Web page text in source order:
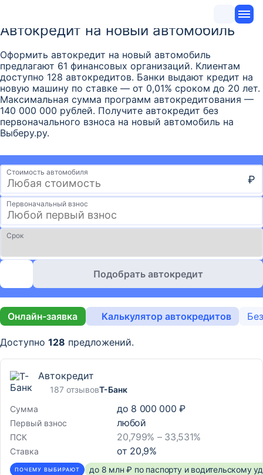
Автокредит на новый автомобиль
Оформить автокредит на новый автомобиль
предлагают 61 финансовых организаций. Клиентам
доступно 128 автокредитов. Банки выдают кредит на
новую машину по ставке — от 0,01% сроком до 20 лет.
Максимальная сумма программ автокредитования —
140 000 000 рублей. Получите автокредит без
первоначального взноса на новый автомобиль на
Выберу.ру.
Стоимость автомобиля
₽
Первоначальный взнос
Срок
Подобрать автокредит
Онлайн-заявка Калькулятор автокредитов
Доступно 128 предложений.
Автокредит
187 отзывовТ-Банк
Сумма
до 8 000 000 ₽
Первый взнос любой
ПСК 20,799% – 33,531%
Ставка от 20,9%
ПОЧЕМУ ВЫБИРАЮТ до 8 млн ₽ по паспорту и водительскому